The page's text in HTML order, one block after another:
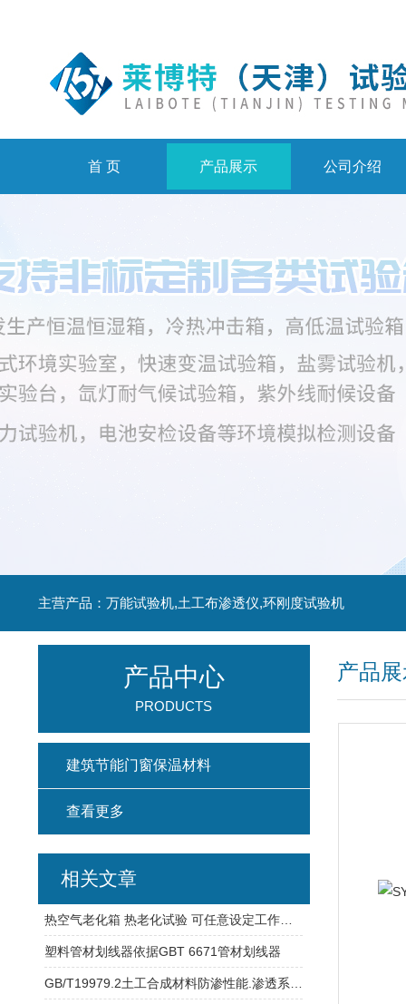
首 页 产品展示 公司介绍
主营产品：万能试验机,土工布渗透仪,环刚度试验机
产品
产品中心
PRODUCTS
建筑节能门窗保温材料
查看更多
相关文章
塑料管材划线器依据GBT 6671管材划线器